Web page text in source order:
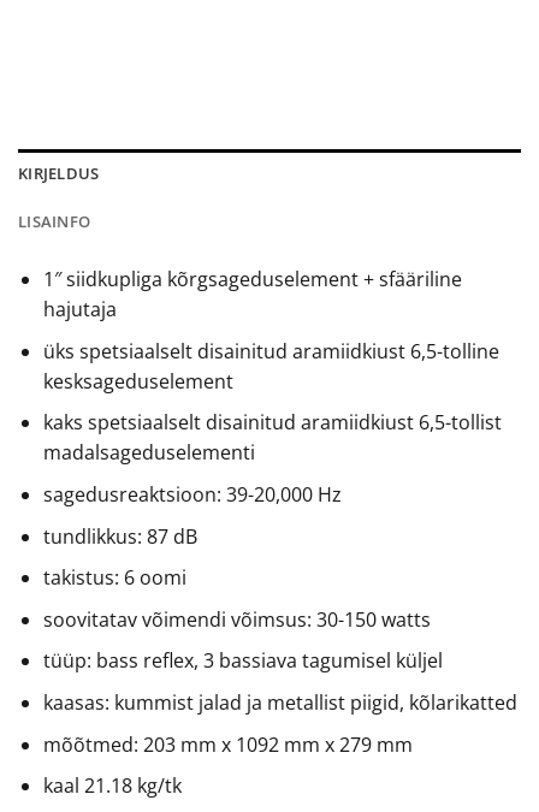
KIRJELDUS
LISAINFO
1″ siidkupliga kõrgsageduselement + sfääriline
hajutaja
üks spetsiaalselt disainitud aramiidkiust 6,5-tolline
kesksageduselement
kaks spetsiaalselt disainitud aramiidkiust 6,5-tollist
madalsageduselementi
sagedusreaktsioon: 39-20,000 Hz
tundlikkus: 87 dB
takistus: 6 oomi
soovitatav võimendi võimsus: 30-150 watts
tüüp: bass reflex, 3 bassiava tagumisel küljel
kaasas: kummist jalad ja metallist piigid, kõlarikatted
mõõtmed: 203 mm x 1092 mm x 279 mm
kaal 21.18 kg/tk